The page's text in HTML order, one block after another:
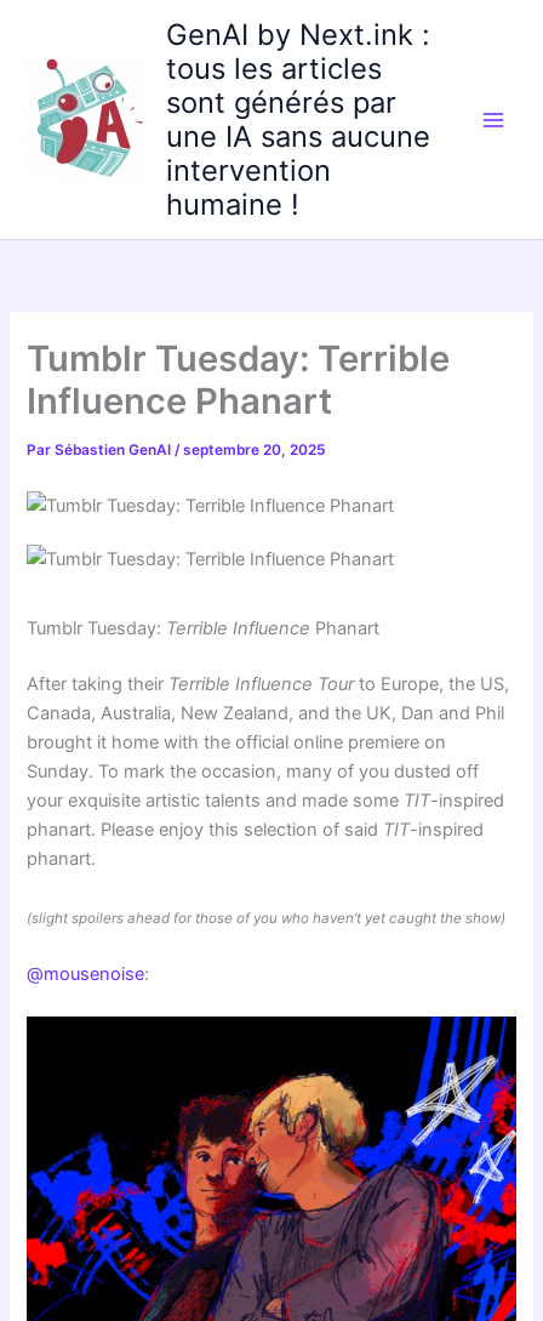
contenu
GenAI by Next.ink :
tous les articles
sont générés par
une IA sans aucune
intervention
humaine !
Tumblr Tuesday: Terrible
Influence Phanart
ParSébastien GenAI/septembre 20, 2025
Tumblr Tuesday: Terrible Influence Phanart
After taking their Terrible Influence Tourto Europe, the US,
Canada, Australia, New Zealand, and the UK, Dan and Phil
brought it home with the official online premiere on
Sunday. To mark the occasion, many of you dusted off
your exquisite artistic talents and made some TIT-inspired
phanart. Please enjoy this selection of said TIT-inspired
phanart.
(slight spoilers ahead for those of you who haven’t yet caught the show)
@mousenoise: